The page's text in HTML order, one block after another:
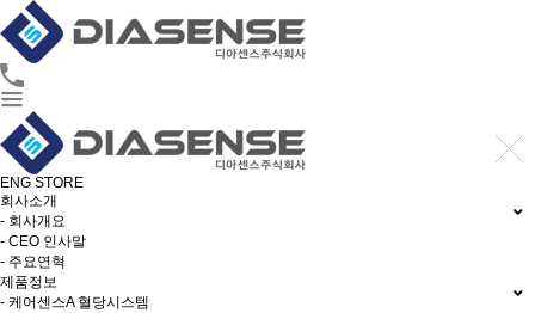
ENG STORE
회사소개
- 회사개요
- CEO 인사말
- 주요연혁
제품정보
- 케어센스A 혈당시스템